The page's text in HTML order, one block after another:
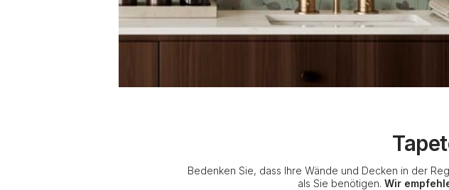
Bedenken Sie, dass Ihre Wände und Decken in der
als Sie benötigen. Wir